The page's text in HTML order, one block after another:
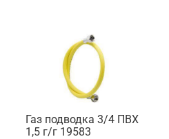
Газ подводка 3/4 ПВХ
1,5 г/г 19583